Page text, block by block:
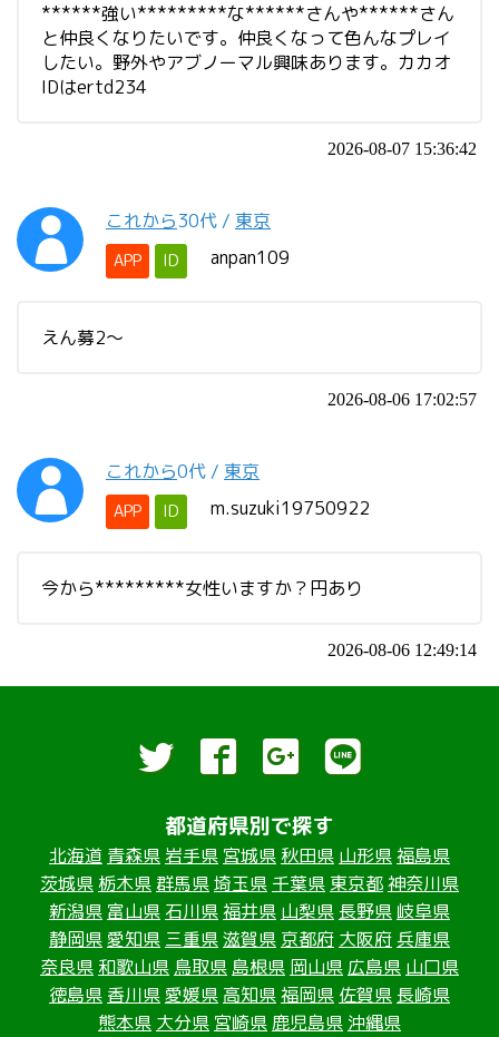
******強い*********な******さんや******さん
と仲良くなりたいです。仲良くなって色んなプレイ
したい。野外やアブノーマル興味あります。カカオ
IDはertd234
2026-08-07 15:36:42
これから30代 / 東京
APP ID anpan109
えん募2〜
2026-08-06 17:02:57
これから0代 / 東京
APP ID m.suzuki19750922
今から*********女性いますか？円あり
2026-08-06 12:49:14
都道府県別で探す
北海道 青森県岩手県 宮城県 秋田県 山形県福島県
茨城県栃木県群馬県埼玉県 千葉県 東京都神奈川県
新潟県 富山県 石川県福井県 山梨県長野県 岐阜県
静岡県愛知県 三重県滋賀県 京都府 大阪府兵庫県
奈良県 和歌山県 鳥取県 島根県 岡山県 広島県 山口県
徳島県 香川県愛媛県 高知県福岡県 佐賀県長崎県
熊本県 大分県 宮崎県 鹿児島県 沖縄県